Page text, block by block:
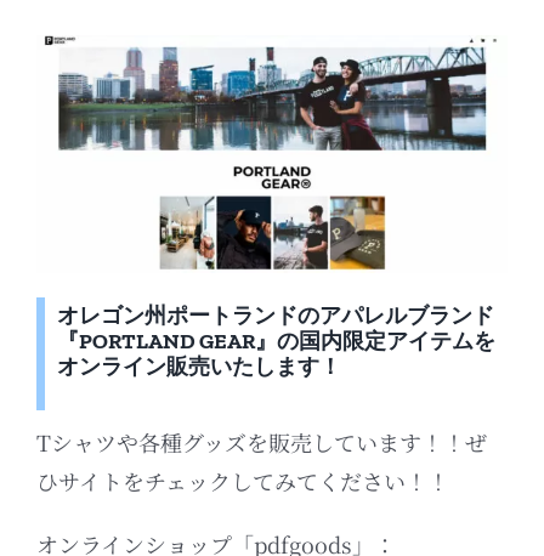
オレゴン州ポートランドのアパレルブランド
『PORTLAND GEAR』の国内限定アイテムを
オンライン販売いたします！
Tシャツや各種グッズを販売しています！！ぜ
ひサイトをチェックしてみてください！！
オンラインショップ「pdfgoods」：